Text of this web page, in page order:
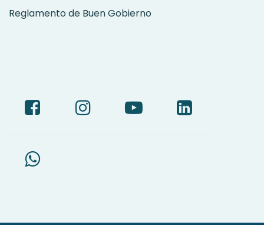
Reglamento de Buen Gobierno